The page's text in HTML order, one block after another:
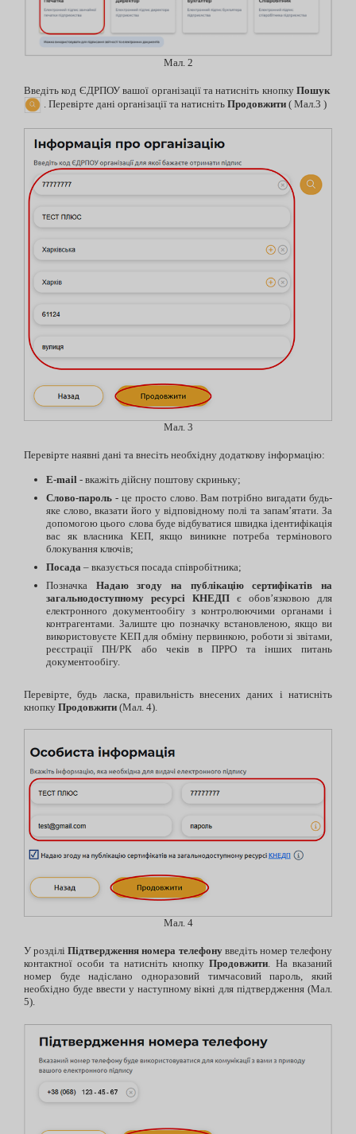
Мал. 2
Введіть код ЄДРПОУ вашої організації та натисніть кнопку Пошук
. Перевірте дані організації та натисніть Продовжити ( Мал.3 )
Мал. 3
Перевірте наявні дані та внесіть необхідну додаткову інформацію:
E-mail - вкажіть дійсну поштову скриньку;
Слово-пароль - це просто слово. Вам потрібно вигадати будь-
яке слово, вказати його у відповідному полі та запам’ятати. За
допомогою цього слова буде відбуватися швидка ідентифікація
вас як власника КЕП, якщо виникне потреба термінового
блокування ключів;
Посада – вказується посада співробітника;
Позначка Надаю згоду на публікацію сертифікатів на
загальнодоступному ресурсі КНЕДП є обов’язковою для
електронного документообігу з контролюючими органами і
контрагентами. Залиште цю позначку встановленою, якщо ви
використовуєте КЕП для обміну первинкою, роботи зі звітами,
реєстрації ПН/РК або чеків в ПРРО та інших питань
документообігу.
Перевірте, будь ласка, правильність внесених даних і натисніть
кнопку Продовжити (Мал. 4).
Мал. 4
У розділіПідтвердження номера телефонувведіть номер телефону
контактної особи та натисніть кнопкуПродовжити . На вказаний
номер буде надіслано одноразовий тимчасовий пароль, який
необхідно буде ввести у наступному вікні для підтвердження (Мал.
5).